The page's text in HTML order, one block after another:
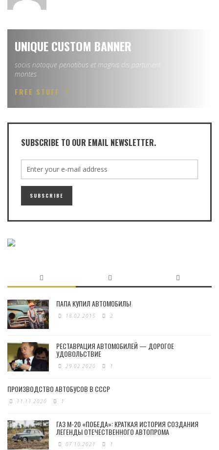
UNIQUE CUSTOM BANNER
sociis natoque penatibus et magnis dis parturient
montes
FREE STUFF
SUBSCRIBE TO OUR EMAIL NEWSLETTER.
ПАПА КУПИЛ АВТОМОБИЛЬ!
18.02.2015 2
РЕСТАВРАЦИЯ АВТОМОБИЛЕЙ — ДОРОГОЕ
УДОВОЛЬСТВИЕ
29.02.2020 1
ПРОИЗВОДСТВО АВТОБУСОВ В СССР
11.11.2020 1
ГАЗ М-20 «ПОБЕДА»: КРАТКАЯ ИСТОРИЯ СОЗДАНИЯ
ЛЕГЕНДЫ ОТЕЧЕСТВЕННОГО АВТОПРОМА
07.10.2021 1